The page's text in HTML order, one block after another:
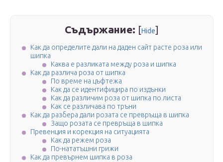
Съдържание: [Hide]
Как да определите дали на даден сайт расте роза или
шипка
Каква е разликата между роза и шипка
Как да различа роза от шипка
По време на цъфтежа
Как да се идентифицира по издънки
Как да различим роза от шипка по листа
Как се различава по тръни
Как да разбера дали розата се превръща в шипка
Защо розата се превръща в шипка
Превенция и корекция на ситуацията
Как да режем роза
По-нататъшни грижи
Как да превърнем шипка в роза